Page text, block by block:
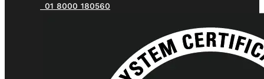
01 8000 180560